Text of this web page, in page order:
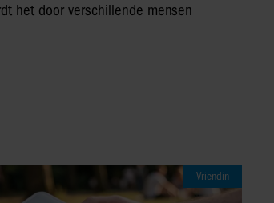
het door verschillende mensen
Vriendin